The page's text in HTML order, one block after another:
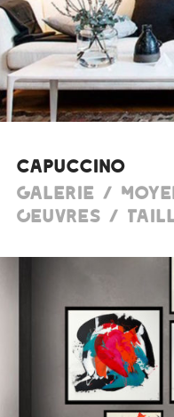
Capuccino
Galerie /
Oeuvres /